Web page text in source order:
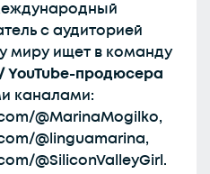
с аудиторией
миру ищет в команду
YouTube-продюсера
каналами:
@MarinaMogilko,
@linguamarina,
@SiliconValleyGirl.